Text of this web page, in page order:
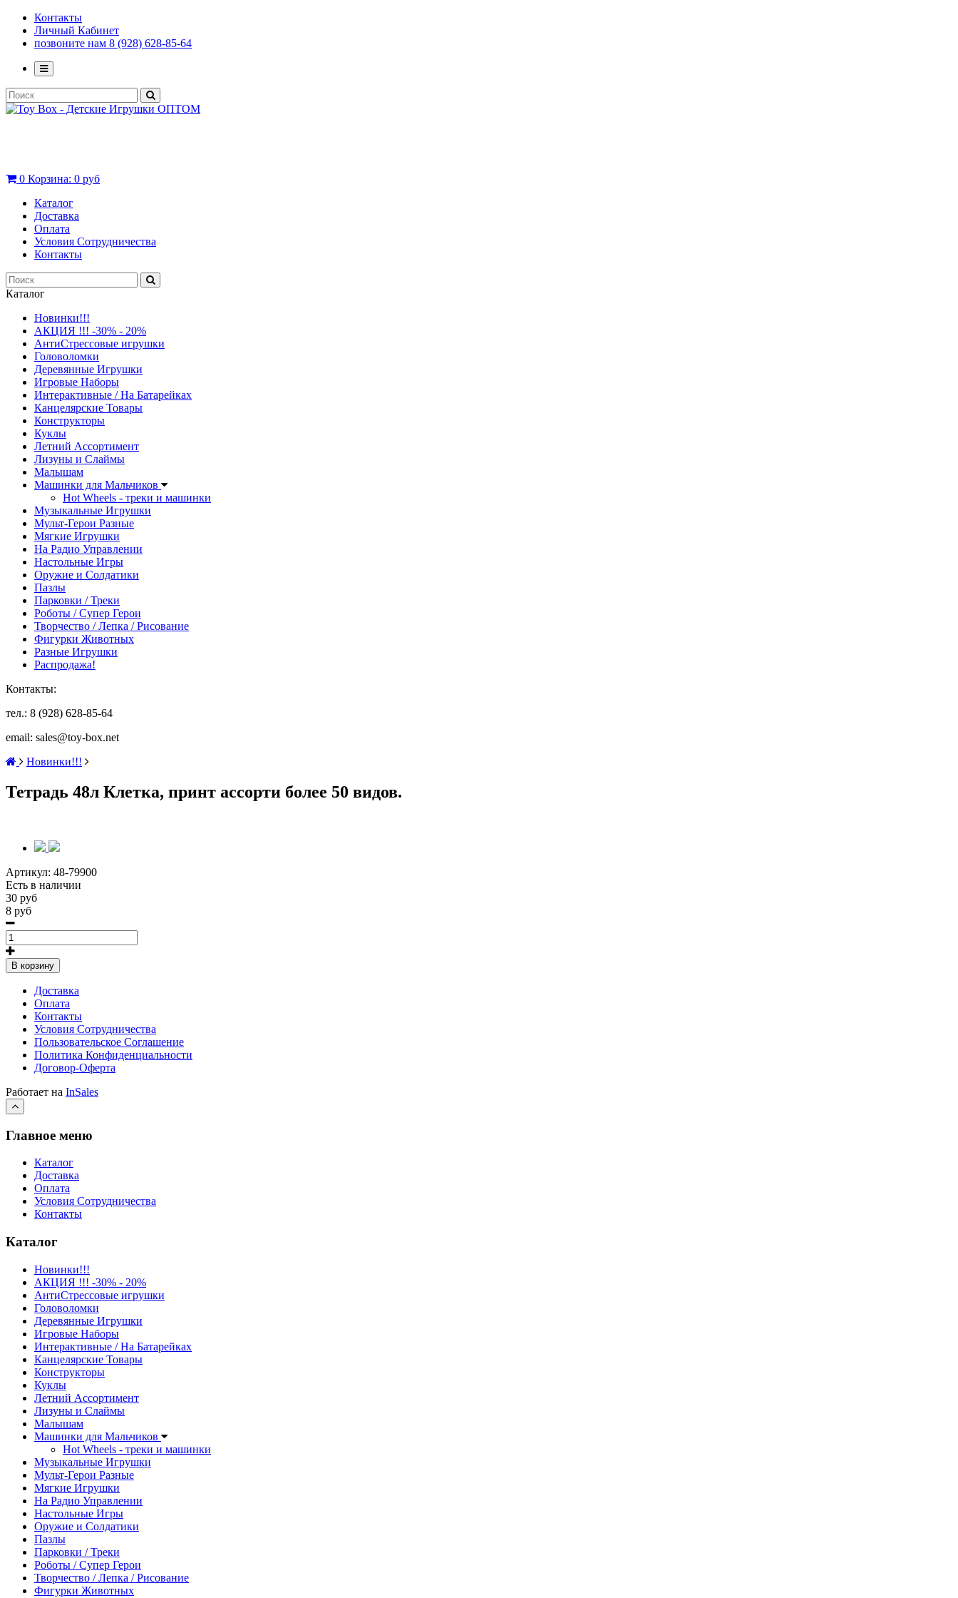
Контакты
Личный Кабинет
позвоните нам 8 (928) 628-85-64
0 Корзина: 0 руб
Каталог
Доставка
Оплата
Условия Сотрудничества
Контакты
Каталог
Новинки!!!
АКЦИЯ !!! -30% - 20%
АнтиСтрессовые игрушки
Головоломки
Деревянные Игрушки
Игровые Наборы
Интерактивные / На Батарейках
Канцелярские Товары
Конструкторы
Куклы
Летний Ассортимент
Лизуны и Слаймы
Малышам
Машинки для Мальчиков
Hot Wheels - треки и машинки
Музыкальные Игрушки
Мульт-Герои Разные
Мягкие Игрушки
На Радио Управлении
Настольные Игры
Оружие и Солдатики
Пазлы
Парковки / Треки
Роботы / Супер Герои
Творчество / Лепка / Рисование
Фигурки Животных
Разные Игрушки
Распродажа!
Контакты:
тел.: 8 (928) 628-85-64
email: sales@toy-box.net
Новинки!!!
Тетрадь 48л Клетка, принт ассорти более 50 видов.
Артикул: 48-79900
Есть в наличии
30 руб
8 руб
В корзину
Доставка
Оплата
Контакты
Условия Сотрудничества
Пользовательское Соглашение
Политика Конфиденциальности
Договор-Оферта
Работает на InSales
Главное меню
Каталог
Доставка
Оплата
Условия Сотрудничества
Контакты
Каталог
Новинки!!!
АКЦИЯ !!! -30% - 20%
АнтиСтрессовые игрушки
Головоломки
Деревянные Игрушки
Игровые Наборы
Интерактивные / На Батарейках
Канцелярские Товары
Конструкторы
Куклы
Летний Ассортимент
Лизуны и Слаймы
Малышам
Машинки для Мальчиков
Hot Wheels - треки и машинки
Музыкальные Игрушки
Мульт-Герои Разные
Мягкие Игрушки
На Радио Управлении
Настольные Игры
Оружие и Солдатики
Пазлы
Парковки / Треки
Роботы / Супер Герои
Творчество / Лепка / Рисование
Фигурки Животных